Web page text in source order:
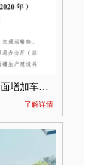
重磅！发改委拟放开汽车限购，全面增加车牌指标
了解详情